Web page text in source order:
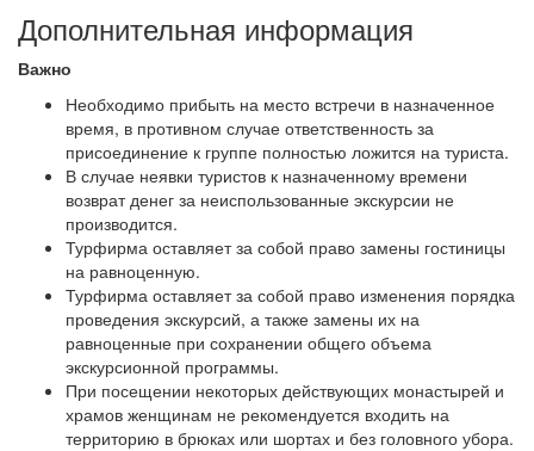
Дополнительная информация
Важно
Необходимо прибыть на место встречи в назначенное
время, в противном случае ответственность за
присоединение к группе полностью ложится на туриста.
В случае неявки туристов к назначенному времени
возврат денег за неиспользованные экскурсии не
производится.
Турфирма оставляет за собой право замены гостиницы
на равноценную.
Турфирма оставляет за собой право изменения порядка
проведения экскурсий, а также замены их на
равноценные при сохранении общего объема
экскурсионной программы.
При посещении некоторых действующих монастырей и
храмов женщинам не рекомендуется входить на
территорию в брюках или шортах и без головного убора.